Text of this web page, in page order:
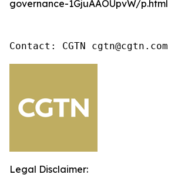
governance-1GjuAAOUpvW/p.html
Contact: CGTN cgtn@cgtn.com
Legal Disclaimer: